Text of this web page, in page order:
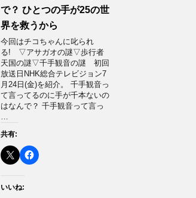
で？ ひとつの手が25の世
界を救うから
今回はチコちゃんに叱られ
る! ▽アサガオの謎▽歩行者
天国の謎▽千手観音の謎 初回
放送日NHK総合テレビジョン7
月24日(金)を紹介。 千手観音っ
て言ってるのに手が千本ないの
はなんで？ 千手観音って言っ
…
共有:
いいね: